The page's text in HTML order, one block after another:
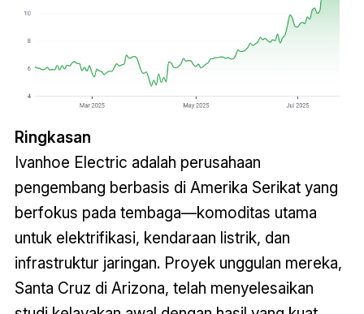
Ringkasan
Ivanhoe Electric adalah perusahaan
pengembang berbasis di Amerika Serikat yang
berfokus pada tembaga—komoditas utama
untuk elektrifikasi, kendaraan listrik, dan
infrastruktur jaringan. Proyek unggulan mereka,
Santa Cruz di Arizona, telah menyelesaikan